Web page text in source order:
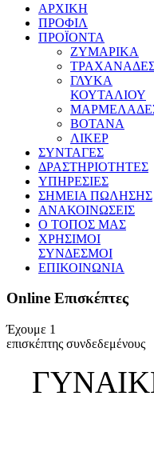
ΑΡΧΙΚΗ
ΠΡΟΦΙΛ
ΠΡΟΪΟΝΤΑ
ΖΥΜΑΡΙΚΑ
ΓΛΥΚΑ
ΚΟΥΤΑΛΙΟΥ
ΒΟΤΑΝΑ
ΛΙΚΕΡ
ΣΥΝΤΑΓΕΣ
ΔΡΑΣΤΗΡΙΟΤΗΤΕΣ
ΥΠΗΡΕΣΙΕΣ
ΣΗΜΕΙΑ ΠΩΛΗΣΗΣ
ΑΝΑΚΟΙΝΩΣΕΙΣ
Ο ΤΟΠΟΣ ΜΑΣ
ΧΡΗΣΙΜΟΙ
ΣΥΝΔΕΣΜΟΙ
ΕΠΙΚΟΙΝΩΝΙΑ
Online Επισκέπτες
Έχουμε 1
επισκέπτης συνδεδεμένους